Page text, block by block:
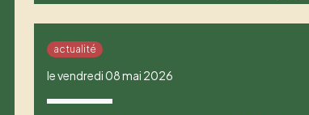
actualité
le vendredi 08 mai 2026